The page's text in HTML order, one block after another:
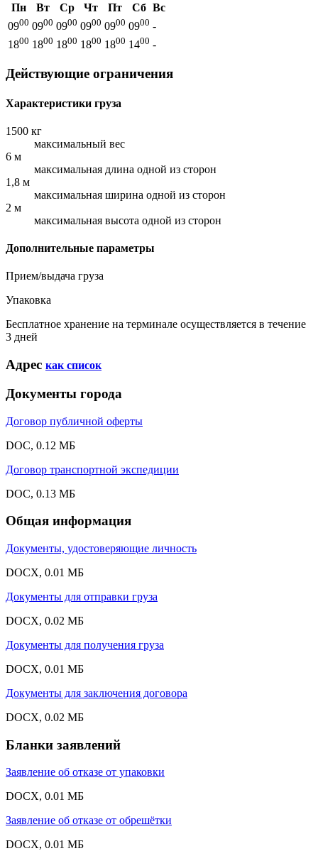
Пн Вт Ср Чт Пт Сб Вс
0900 0900 0900 0900 0900 0900 -
1800 1800 1800 1800 1800 1400 -
Действующие ограничения
Характеристики груза
1500 кг
максимальный вес
6 м
максимальная длина одной из сторон
1,8 м
максимальная ширина одной из сторон
2 м
максимальная высота одной из сторон
Дополнительные параметры
Прием/выдача груза
Упаковка
Бесплатное хранение на терминале осуществляется в течение
3 дней
Адрес как список
Документы города
Договор публичной оферты
DOC, 0.12 МБ
Договор транспортной экспедиции
DOC, 0.13 МБ
Общая информация
Документы, удостоверяющие личность
DOCX, 0.01 МБ
Документы для отправки груза
DOCX, 0.02 МБ
Документы для получения груза
DOCX, 0.01 МБ
Документы для заключения договора
DOCX, 0.02 МБ
Бланки заявлений
Заявление об отказе от упаковки
DOCX, 0.01 МБ
Заявление об отказе от обрешётки
DOCX, 0.01 МБ